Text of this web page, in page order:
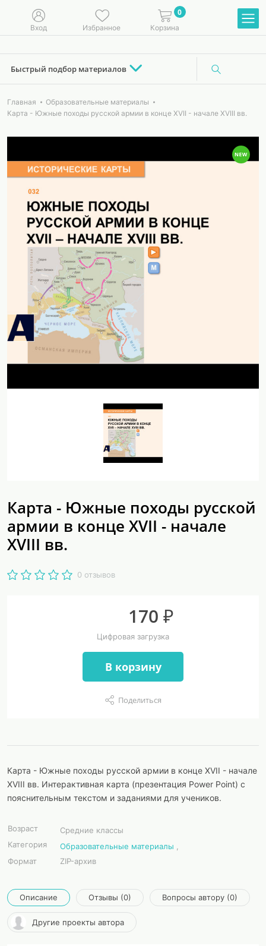
Вход Избранное
0
Корзина
Быстрый подбор материалов
Главная
Образовательные материалы
Карта - Южные походы русской армии в конце XVII - начале XVIII вв.
Карта - Южные походы русской
армии в конце XVII - начале
XVIII вв.
0 отзывов
170 ₽
Цифровая загрузка
В корзину
Поделиться
Карта - Южные походы русской армии в конце XVII - начале
XVIII вв. Интерактивная карта (презентация Power Point) с
пояснительным текстом и заданиями для учеников.
Возраст
Средние классы
Категория
Образовательные материалы
Формат
ZIP-архив
Описание Отзывы (0) Вопросы автору (0)
Другие проекты автора